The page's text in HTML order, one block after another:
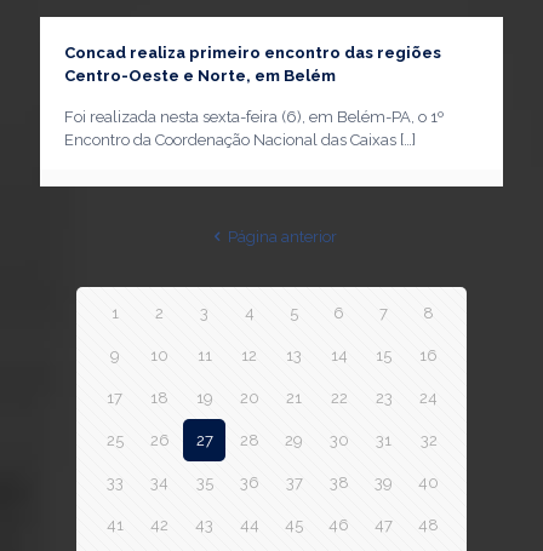
Concad realiza primeiro encontro das regiões
Centro-Oeste e Norte, em Belém
Foi realizada nesta sexta-feira (6), em Belém-PA, o 1º
Encontro da Coordenação Nacional das Caixas […]
Página anterior
1 2 3 4 5 6 7 8
9 10 11 12 13 14 15 16
17 18 19 20 21 22 23 24
25 26 27 28 29 30 31 32
33 34 35 36 37 38 39 40
41 42 43 44 45 46 47 48